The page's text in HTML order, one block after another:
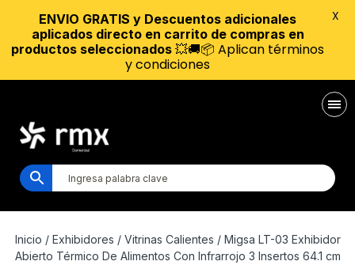
Inicio / Exhibidores / Vitrinas Calientes / Migsa LT-03 Exhibidor
Abierto Térmico De Alimentos Con Infrarrojo 3 Insertos 64.1 cm
ENVIO GRATIS y Descuentos adicionales
aplicados directo en carrito de compras en
productos seleccionados 💥🚚📦 Aplican términos
y condiciones
X